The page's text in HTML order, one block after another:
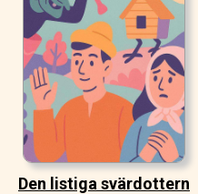
Den listiga svärdottern